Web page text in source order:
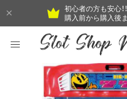
初心者の方も安心！！
購入前から購入後